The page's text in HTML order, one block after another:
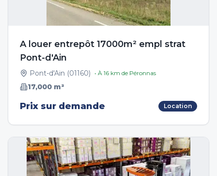
A louer entrepôt 17000m² empl strat
Pont-d'Ain
Pont-d'Ain (01160) • À 16 km de Péronnas
17,000 m²
Prix sur demande Location